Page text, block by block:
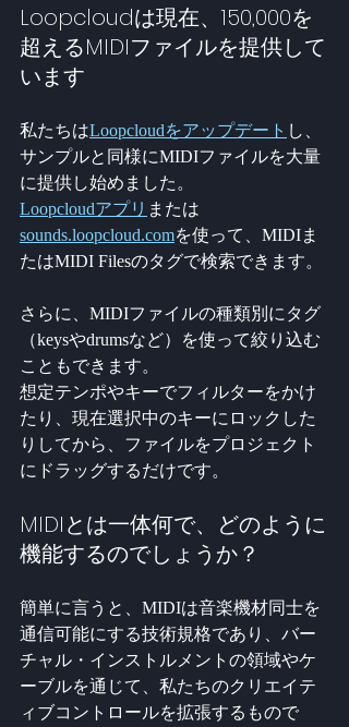
Loopcloudは現在、150,000を
超えるMIDIファイルを提供して
います
私たちはLoopcloudをアップデート し、
サンプルと同様にMIDIファイルを大量
に提供し始めました。
Loopcloudアプリ または
sounds.loopcloud.comを使って、MIDIま
たはMIDI Filesのタグで検索できます。
さらに、MIDIファイルの種類別にタグ
（keysやdrumsなど）を使って絞り込む
こともできます。
想定テンポやキーでフィルターをかけ
たり、現在選択中のキーにロックした
りしてから、ファイルをプロジェクト
にドラッグするだけです。
MIDIとは一体何で、どのように
機能するのでしょうか？
簡単に言うと、MIDIは音楽機材同士を
通信可能にする技術規格であり、バー
チャル・インストルメントの領域やケ
ーブルを通じて、私たちのクリエイテ
ィブコントロールを拡張するもので